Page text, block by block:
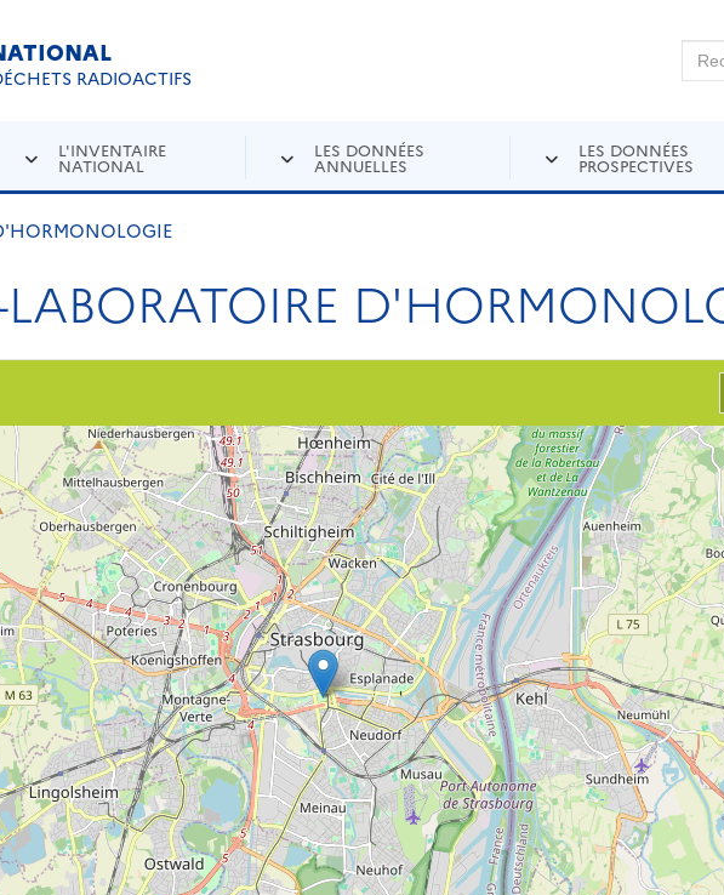
RADIOACTIFS
Rechercher
L'INVENTAIRE
NATIONAL
LES DONNÉES
ANNUELLES
LES DONNÉES
PROSPECTIVES